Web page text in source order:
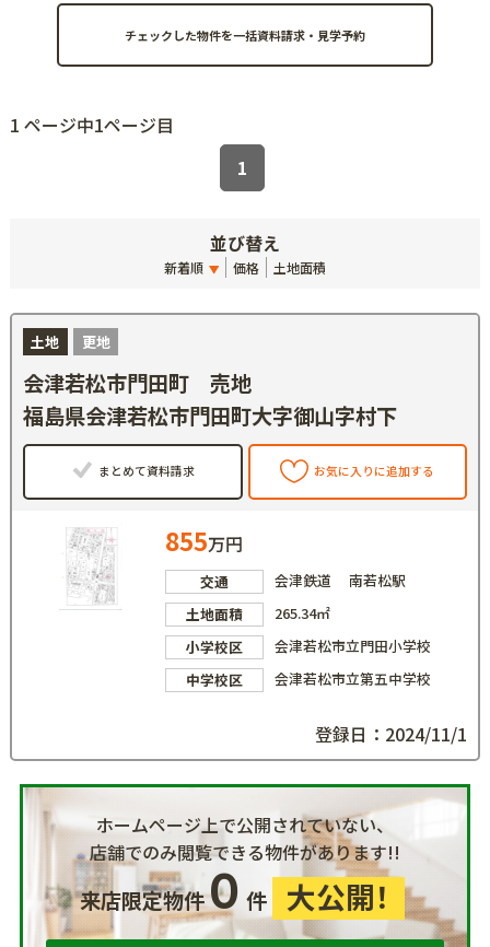
1 ページ中1ページ目
1
並び替え
新着順 価格 土地面積
土地 更地
会津若松市門田町 売地
福島県会津若松市門田町大字御山字村下
まとめて資料請求 お気に入りに追加する
855万円
交通
会津鉄道 南若松駅
土地面積
265.34㎡
小学校区
会津若松市立門田小学校
中学校区
会津若松市立第五中学校
登録日：2024/11/1
ホームページ上で公開されていない、
店舗でのみ閲覧できる物件があります!!
来店限定物件0 件 大公開！